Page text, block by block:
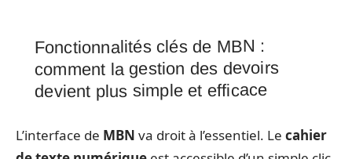
Fonctionnalités clés de MBN :
comment la gestion des devoirs
devient plus simple et efficace
L’interface de MBN va droit à l’essentiel. Le cahier